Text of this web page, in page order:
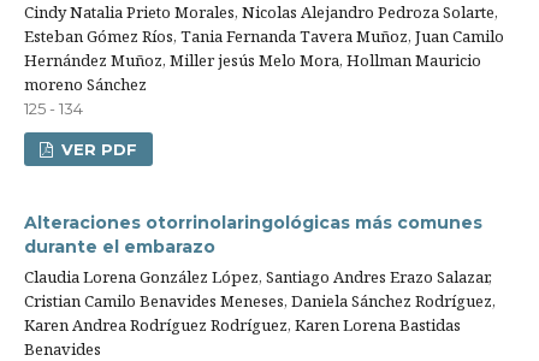
Cindy Natalia Prieto Morales, Nicolas Alejandro Pedroza Solarte,
Esteban Gómez Ríos, Tania Fernanda Tavera Muñoz, Juan Camilo
Hernández Muñoz, Miller jesús Melo Mora, Hollman Mauricio
moreno Sánchez
125 - 134
VER PDF
Alteraciones otorrinolaringológicas más comunes
durante el embarazo
Claudia Lorena González López, Santiago Andres Erazo Salazar,
Cristian Camilo Benavides Meneses, Daniela Sánchez Rodríguez,
Karen Andrea Rodríguez Rodríguez, Karen Lorena Bastidas
Benavides